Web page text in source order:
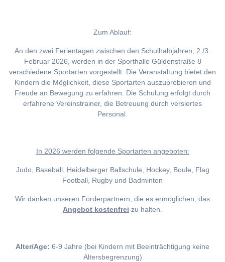
Zum Ablauf:
An den zwei Ferientagen zwischen den Schulhalbjahren, 2./3.
Februar 2026, werden in der Sporthalle Güldenstraße 8
verschiedene Sportarten vorgestellt. Die Veranstaltung bietet den
Kindern die Möglichkeit, diese Sportarten auszuprobieren und
Freude an Bewegung zu erfahren. Die Schulung erfolgt durch
erfahrene Vereinstrainer, die Betreuung durch versiertes
Personal.
In 2026 werden folgende Sportarten angeboten:
Judo, Baseball, Heidelberger Ballschule, Hockey, Boule, Flag
Football, Rugby und Badminton
Wir danken unseren Förderpartnern, die es ermöglichen, das
Angebot kostenfrei zu halten.
Alter/Age: 6-9 Jahre (bei Kindern mit Beeinträchtigung keine
Altersbegrenzung)